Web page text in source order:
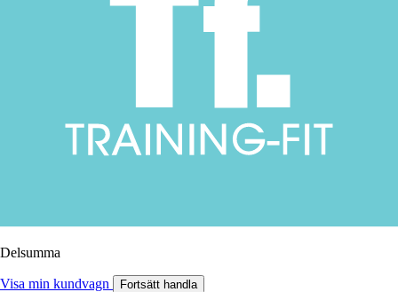
Delsumma
Visa min kundvagn Fortsätt handla